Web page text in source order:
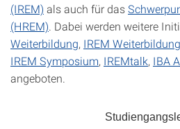
(IREM) als auch für das
(HREM) . Dabei werden weitere
Weiterbildung, IREM Weiterbildung
IREM Symposium, IREMtalk, IBA
angeboten.